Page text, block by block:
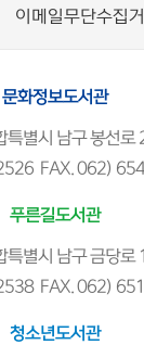
이메일무단수집
문화정보도서관
별시 남구 봉선로
FAX. 062)
푸른길도서관
별시 남구 금당로
FAX. 062)
청소년도서관